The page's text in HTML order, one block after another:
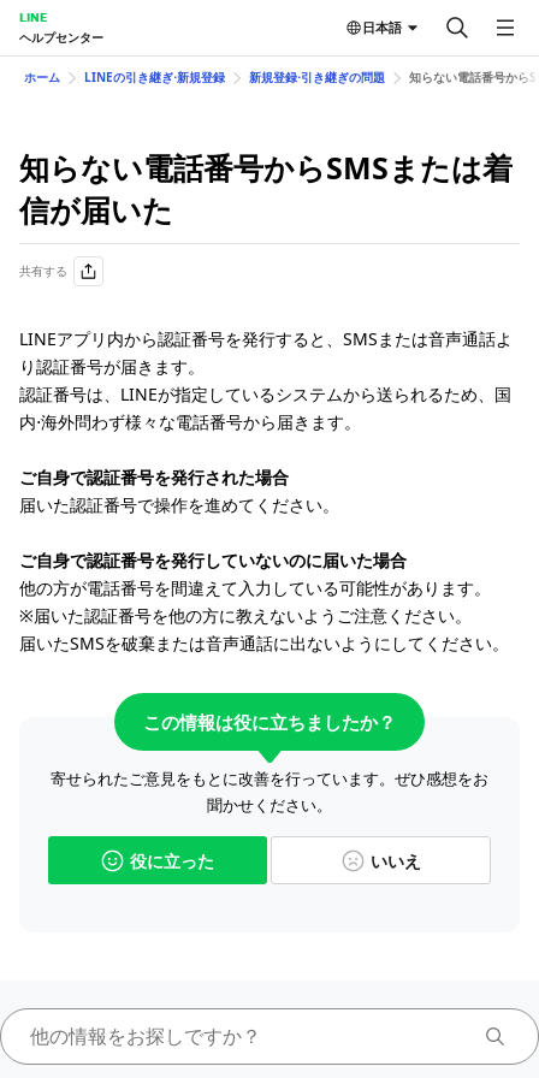
LINE
ヘルプセンター
日本語
ホーム LINEの引き継ぎ⋅新規登録 新規登録⋅引き継ぎの問題 知らない電話番号から
知らない電話番号からSMSまたは着
信が届いた
共有する
LINEアプリ内から認証番号を発行すると、SMSまたは音声通話よ
り認証番号が届きます。
認証番号は、LINEが指定しているシステムから送られるため、国
内⋅海外問わず様々な電話番号から届きます。
ご自身で認証番号を発行された場合
届いた認証番号で操作を進めてください。
ご自身で認証番号を発行していないのに届いた場合
他の方が電話番号を間違えて入力している可能性があります。
※届いた認証番号を他の方に教えないようご注意ください。
届いたSMSを破棄または音声通話に出ないようにしてください。
この情報は役に立ちましたか？
寄せられたご意見をもとに改善を行っています。ぜひ感想をお
聞かせください。
役に立った いいえ